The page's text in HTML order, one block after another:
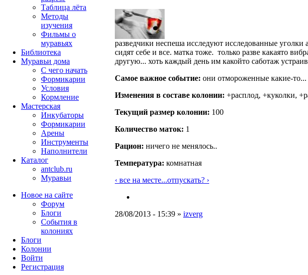
разведчики неспеша исследуют исследованные уголки
сидят себе и все. матка тоже. только разве какаято
другую... хоть каждый день им какойто саботаж
Самое важное событие: они отмороженные какие-то...
Изменения в составе кoлонии: +расплод, +куколки,
Текущий размер кoлонии: 100
Количество маток: 1
Рацион: ничего не менялось..
Температура: комнатная
‹ все на месте...отпускать? ›
28/08/2013 - 15:39 » izverg
Таблица лёта
Методы
изучения
Фильмы о
муравьях
Библиотека
Муравьи дома
С чего начать
Формикарии
Условия
Кормление
Мастерская
Инкубаторы
Формикарии
Арены
Инструменты
Наполнители
Каталог
antclub.ru
Муравьи
Новое на сайте
Форум
Блоги
События в
колониях
Блоги
Колонии
Войти
Peгиcтpaция